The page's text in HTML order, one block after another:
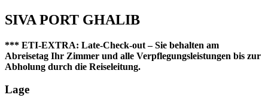
SIVA PORT GHALIB
*** ETI-EXTRA: Late-Check-out – Sie behalten am
Abreisetag Ihr Zimmer und alle Verpflegungsleistungen bis zur
Abholung durch die Reiseleitung.
Lage